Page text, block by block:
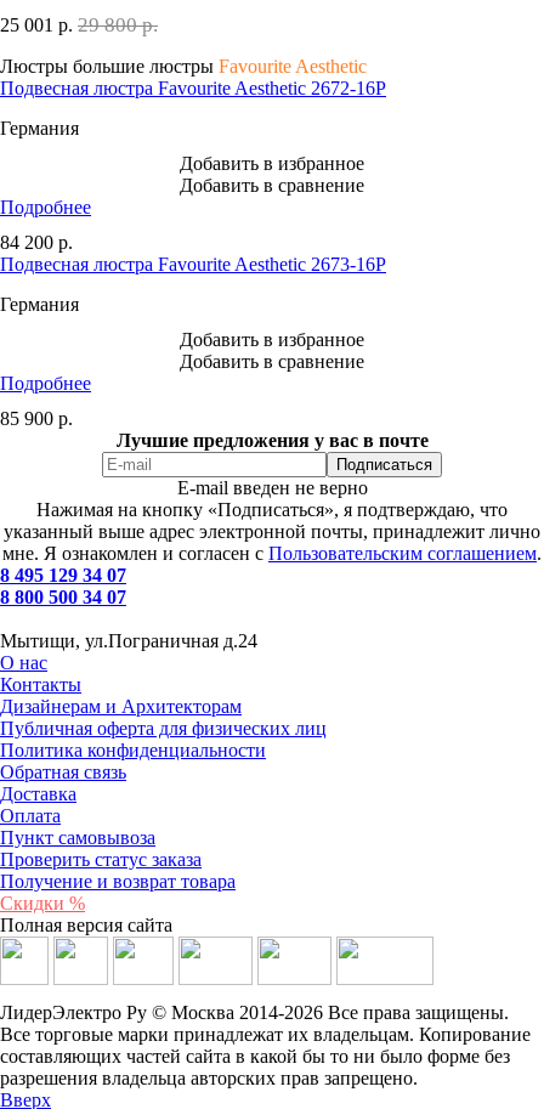
25 001 р. 29 800 р.
Люстры большие люстры Favourite Aesthetic
Подвесная люстра Favourite Aesthetic 2672-16P
Германия
Добавить в избранное
Добавить в сравнение
Подробнее
84 200 р.
Подвесная люстра Favourite Aesthetic 2673-16P
Германия
Добавить в избранное
Добавить в сравнение
Подробнее
85 900 р.
Лучшие предложения у вас в почте
E-mail введен не верно
Нажимая на кнопку «Подписаться», я подтверждаю, что
указанный выше адрес электронной почты, принадлежит лично
мне. Я ознакомлен и согласен с Пользовательским соглашением.
8 495 129 34 07
8 800 500 34 07
Мытищи, ул.Пограничная д.24
О нас
Контакты
Дизайнерам и Архитекторам
Публичная оферта для физических лиц
Политика конфиденциальности
Обратная связь
Доставка
Оплата
Пункт самовывоза
Проверить статус заказа
Получение и возврат товара
Скидки %
Полная версия сайта
ЛидерЭлектро Ру © Москва 2014-2026 Все права защищены.
Все торговые марки принадлежат их владельцам. Копирование
составляющих частей сайта в какой бы то ни было форме без
разрешения владельца авторских прав запрещено.
Вверх